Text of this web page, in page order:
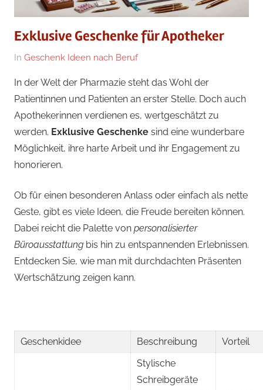
Exklusive Geschenke für Apotheker
Am
Von
Redakteur
In Geschenk Ideen nach Beruf
In der Welt der Pharmazie steht das Wohl der
Patientinnen und Patienten an erster Stelle. Doch auch
Apothekerinnen verdienen es, wertgeschätzt zu
werden. Exklusive Geschenke sind eine wunderbare
Möglichkeit, ihre harte Arbeit und ihr Engagement zu
honorieren.
Ob für einen besonderen Anlass oder einfach als nette
Geste, gibt es viele Ideen, die Freude bereiten können.
Dabei reicht die Palette von personalisierter
Büroausstattung bis hin zu entspannenden Erlebnissen.
Entdecken Sie, wie man mit durchdachten Präsenten
Wertschätzung zeigen kann.
Geschenkidee Beschreibung Vorteil
Stylische
Schreibgeräte